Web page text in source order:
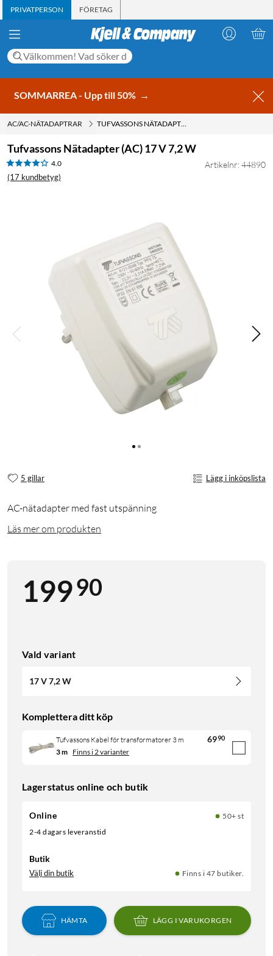
PRIVATPERSON FÖRETAG
SOMMARREA - Upp till 50% →
AC/AC-NÄTADAPTRAR TUFVASSONS NÄTADAPTER (AC) 17 V 7,2 W
Tufvassons Nätadapter (AC) 17 V 7,2 W
4.0
(17 kundbetyg)
Artikelnr: 44890
5 gillar Lägg i inköpslista
AC-nätadapter med fast utspänning
Läs mer om produkten
19990
Vald variant
17 V 7,2 W
Komplettera ditt köp
Tufvassons Kabel för transformatorer 3 m 6990
3 m Finns i 2 varianter
Lagerstatus online och butik
Online
50+ st
2-4 dagars leveranstid
Butik
Välj din butik Finns i 47 butiker.
HÄMTA LÄGG I VARUKORGEN